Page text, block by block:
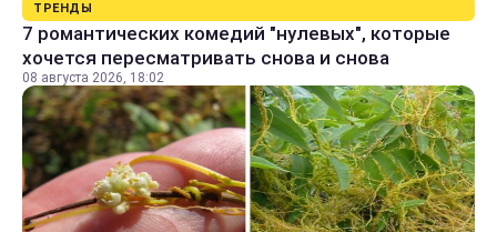
ТРЕНДЫ
7 романтических комедий "нулевых", которые
хочется пересматривать снова и снова
08 августа 2026, 18:02